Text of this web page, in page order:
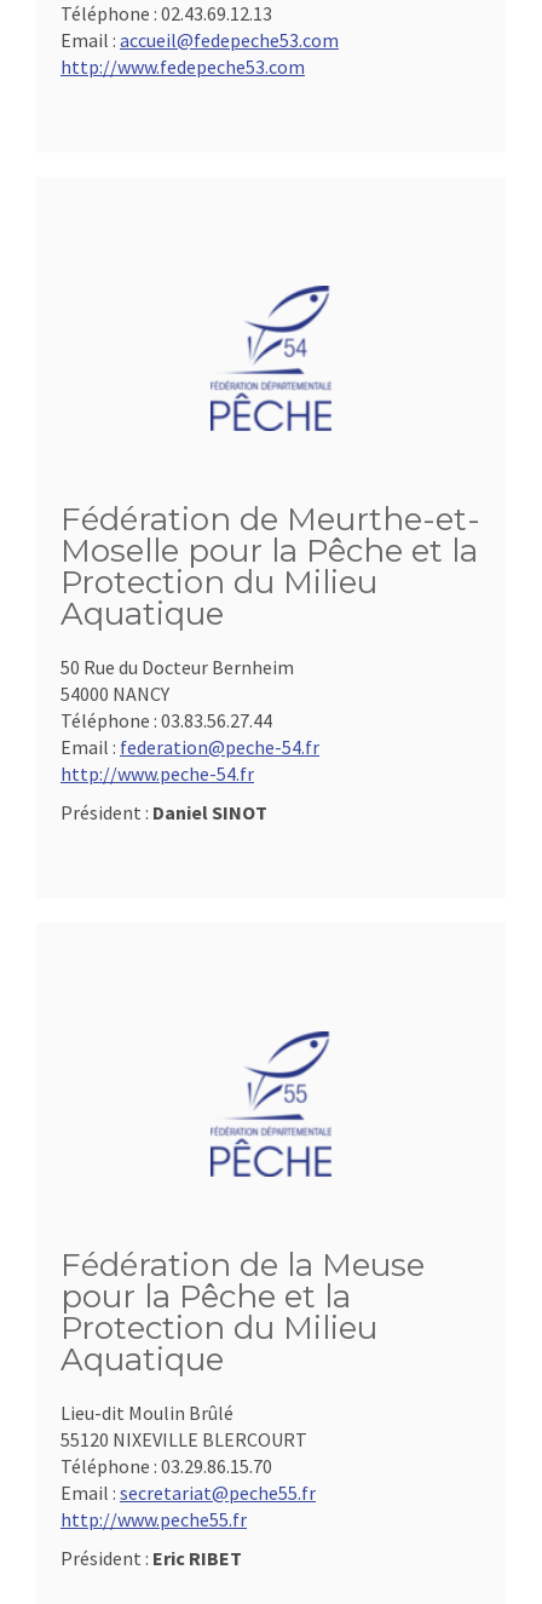
Téléphone : 02.43.69.12.13
Email : accueil@fedepeche53.com
http://www.fedepeche53.com
Fédération de Meurthe-et-
Moselle pour la Pêche et la
Protection du Milieu
Aquatique
50 Rue du Docteur Bernheim
54000 NANCY
Téléphone : 03.83.56.27.44
Email : federation@peche-54.fr
http://www.peche-54.fr
Président : Daniel SINOT
Fédération de la Meuse
pour la Pêche et la
Protection du Milieu
Aquatique
Lieu-dit Moulin Brûlé
55120 NIXEVILLE BLERCOURT
Téléphone : 03.29.86.15.70
Email : secretariat@peche55.fr
http://www.peche55.fr
Président : Eric RIBET